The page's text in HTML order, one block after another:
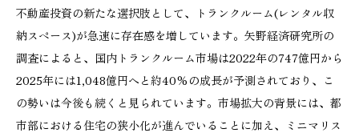
不動産投資の新たな選択肢として、トランクルーム(レンタル収
納スペース)が急速に存在感を増しています。矢野経済研究所の
調査によると、国内トランクルーム市場は2022年の747億円から
2025年には1,048億円へと約40%の成長が予測されており、こ
の勢いは今後も続くと見られています。市場拡大の背景には、都
市部における住宅の狭小化が進んでいることに加え、ミニマリス